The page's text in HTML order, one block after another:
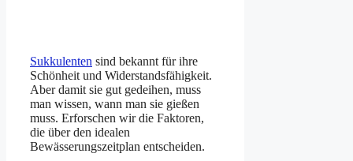
Sukkulenten sind bekannt für ihre
Schönheit und Widerstandsfähigkeit.
Aber damit sie gut gedeihen, muss
man wissen, wann man sie gießen
muss. Erforschen wir die Faktoren,
die über den idealen
Bewässerungszeitplan entscheiden.